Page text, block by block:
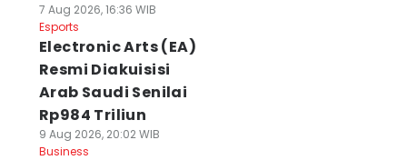
7 Aug 2026, 16:36 WIB
Esports
Electronic Arts (EA)
Resmi Diakuisisi
Arab Saudi Senilai
Rp984 Triliun
9 Aug 2026, 20:02 WIB
Business